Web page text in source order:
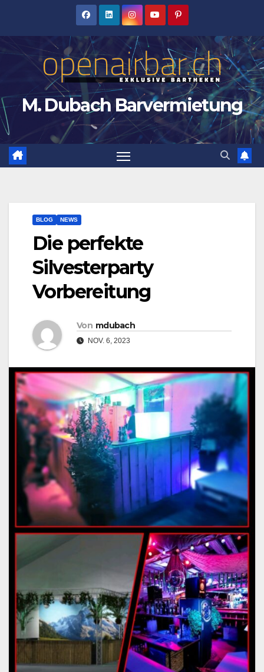
M. Dubach Barvermietung
BLOG NEWS
Die perfekte
Silvesterparty
Vorbereitung
Von mdubach
NOV. 6, 2023